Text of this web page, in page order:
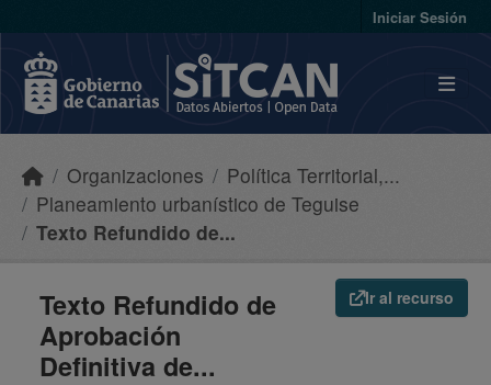
Iniciar Sesión
Organizaciones
Política Territorial,...
Planeamiento urbanístico de Teguise
Texto Refundido de...
Ir al recurso
Texto Refundido de
Aprobación
Definitiva de...